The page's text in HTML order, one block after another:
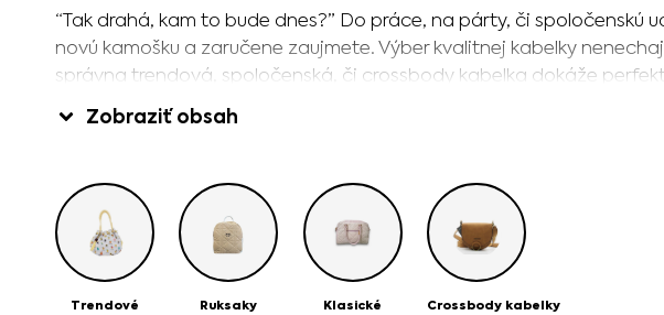
“Tak drahá, kam to bude dnes?” Do práce, na párty, či spoločenskú
novú kamošku a zaručene zaujmete. Výber kvalitnej kabelky
správna trendová, spoločenská, či crossbody kabelka dokáže
Stavte na overenú klasiku pri farbách, či tvaroch, alebo siahnite po
momentálne chic. A apropo, dámy! Nezabúdajte, že kabeliek nikdy
Zobraziť obsah
Trendové Ruksaky Klasické Crossbody kabelky